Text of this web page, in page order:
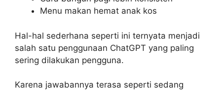
Menu makan hemat anak kos
Hal-hal sederhana seperti ini ternyata menjadi
salah satu penggunaan ChatGPT yang paling
sering dilakukan pengguna.
Karena jawabannya terasa seperti sedang